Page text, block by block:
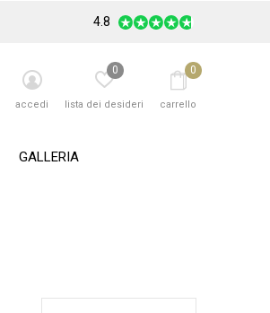
GALLERIA
accedi lista dei desideri
0
carrello
0
4.8